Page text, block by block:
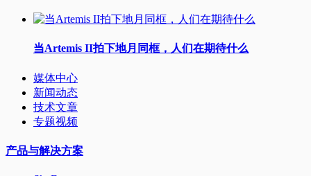
当Artemis II拍下地月同框，人们在期待什么
媒体中心
新闻动态
技术文章
专题视频
产品与解决方案